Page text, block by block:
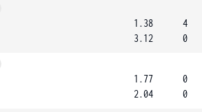
1.38
3.12
4
0
1.77
2.04
0
0